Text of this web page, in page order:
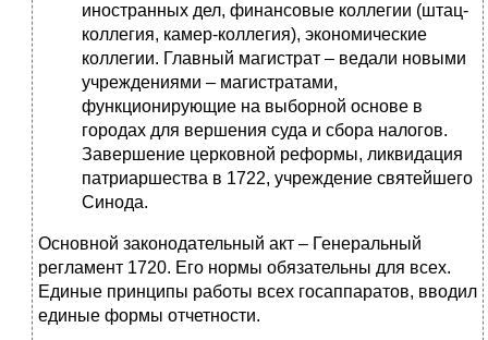
иностранных дел, финансовые коллегии (штац-
коллегия, камер-коллегия), экономические
коллегии. Главный магистрат – ведали новыми
учреждениями – магистратами,
функционирующие на выборной основе в
городах для вершения суда и сбора налогов.
Завершение церковной реформы, ликвидация
патриаршества в 1722, учреждение святейшего
Синода.
Основной законодательный акт – Генеральный
регламент 1720. Его нормы обязательны для всех.
Единые принципы работы всех госаппаратов, вводил
единые формы отчетности.